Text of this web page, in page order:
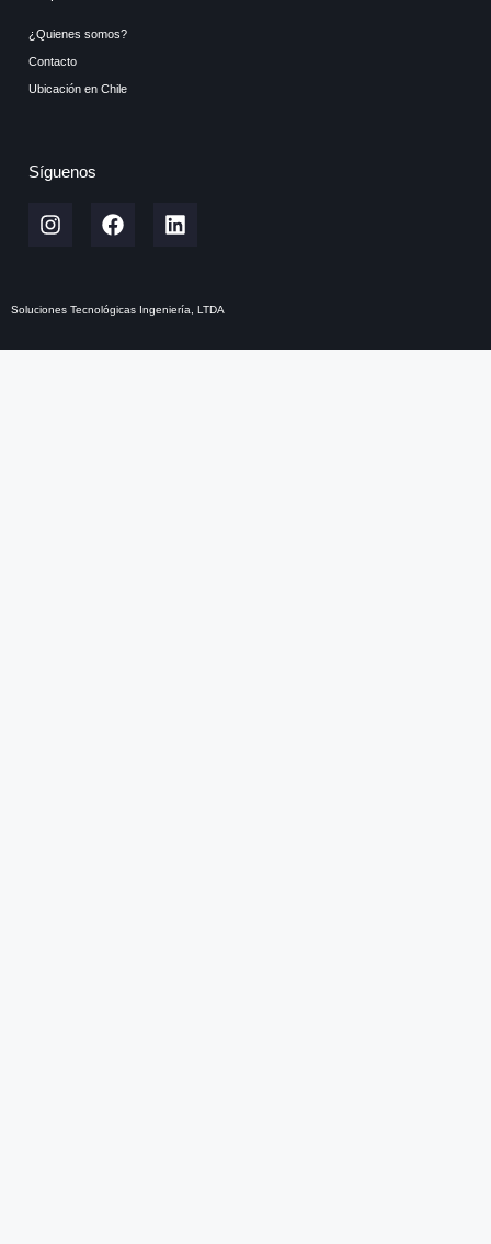
¿Quienes somos?
Contacto
Ubicación en Chile
Síguenos
Soluciones Tecnológicas Ingeniería, LTDA